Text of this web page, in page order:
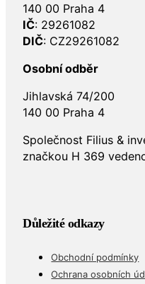
140 00 Praha 4
IČ: 29261082
DIČ: CZ29261082
Osobní odběr
Jihlavská 74/200
140 00 Praha 4
Společnost Filius &
značkou H 369
Důležité odkazy
Obchodní podmínky
Ochrana osobních